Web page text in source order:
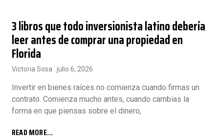
3 libros que todo inversionista latino debería
leer antes de comprar una propiedad en
Florida
Victoria Sosa julio 6, 2026
Invertir en bienes raíces no comienza cuando firmas un
contrato. Comienza mucho antes, cuando cambias la
forma en que piensas sobre el dinero,
READ MORE...